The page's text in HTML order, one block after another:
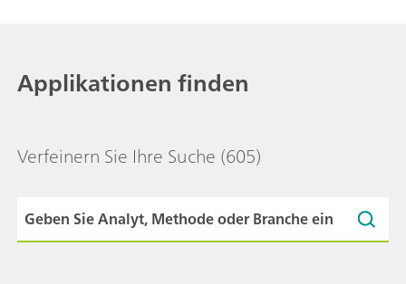
Applikationen finden
Verfeinern Sie Ihre Suche (605)